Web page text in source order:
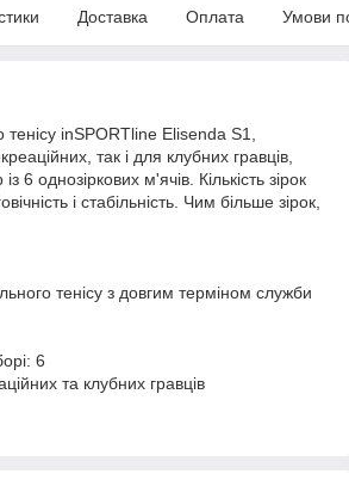
Доставка Оплата Умови
тенісу inSPORTline Elisenda S1,
так і для клубних гравців,
6 однозіркових м'ячів. Кількість зірок
і стабільність. Чим більше зірок,
тенісу з довгим терміном служби
6
та клубних гравців